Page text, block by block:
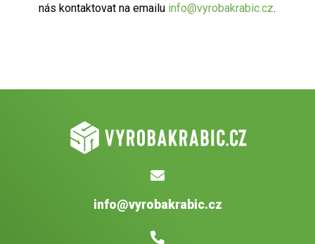
nás kontaktovat na emailu info@vyrobakrabic.cz.
info@vyrobakrabic.cz